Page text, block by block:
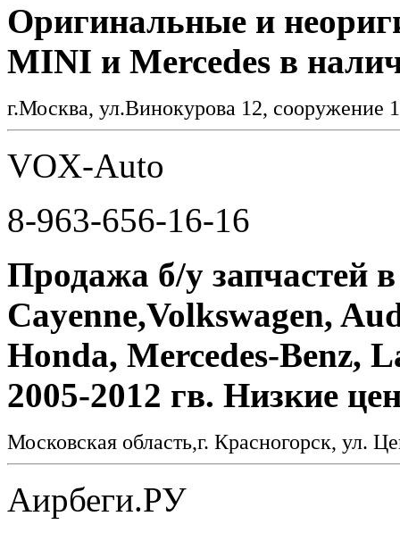
Оригинальные и
MINI и Mercedes в
г.Москва, ул.Винокурова 12, сооружение 1
VOX-Auto
8-963-656-16-16
Продажа б/у запчастей
Cayenne,Volkswagen,
Honda, Mercedes-Benz,
2005-2012 гв. Низкие
Московская область,г. Красногорск, ул.
Аирбеги.РУ